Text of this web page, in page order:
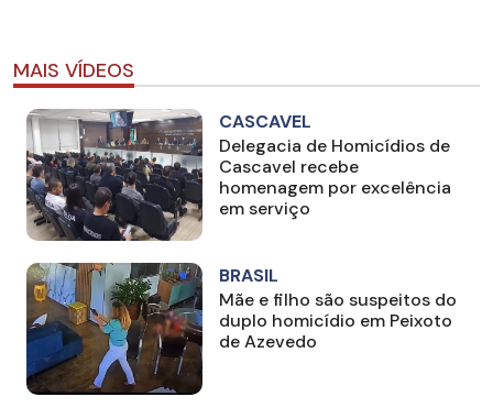
MAIS VÍDEOS
CASCAVEL
Delegacia de Homicídios de
Cascavel recebe
homenagem por excelência
em serviço
BRASIL
Mãe e filho são suspeitos do
duplo homicídio em Peixoto
de Azevedo